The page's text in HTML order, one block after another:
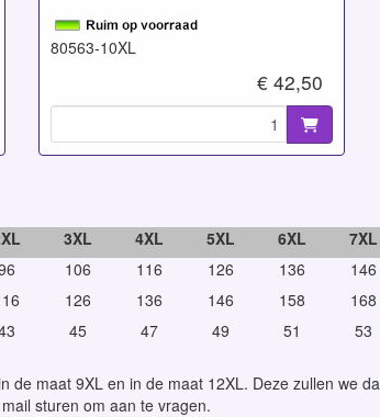
80563-10XL
€ 42,50
3XL 4XL 5XL 6XL 7XL
106 116 126 136 146
126 136 146 158 168
45 47 49 51 53
de maat 9XL en in de maat 12XL. Deze zullen we
sturen om aan te vragen.